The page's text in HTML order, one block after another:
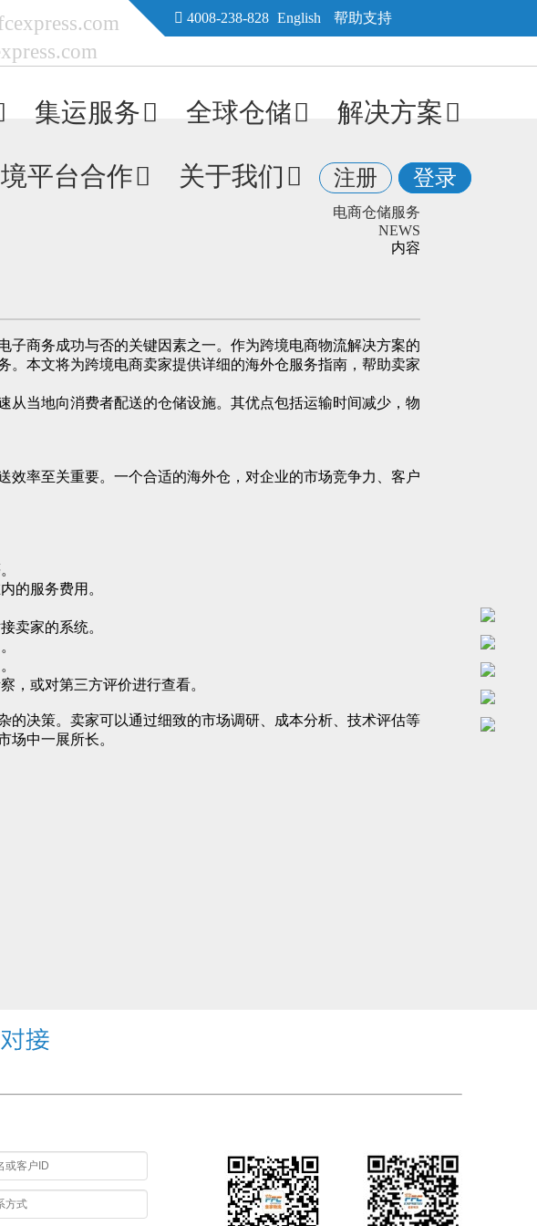
4008-238-828 English 帮助支持
集运服务 全球仓储 解决方案
平台合作 关于我们 注册 登录
电商仓储服务
NEWS
内容
商务成功与否的关键因素之一。作为跨境电商物流解决方案的
本文将为跨境电商卖家提供详细的海外仓服务指南，帮助卖家
当地向消费者配送的仓储设施。其优点包括运输时间减少，物
率至关重要。一个合适的海外仓，对企业的市场竞争力、客户
的服务费用。
卖家的系统。
，或对第三方评价进行查看。
决策。卖家可以通过细致的市场调研、成本分析、技术评估等
场中一展所长。